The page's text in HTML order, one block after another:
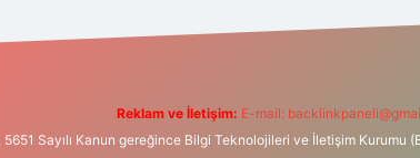
Reklam ve İletişim: E-mail:
5651 Sayılı Kanun gereğince Bilgi Teknolojileri ve İletişim